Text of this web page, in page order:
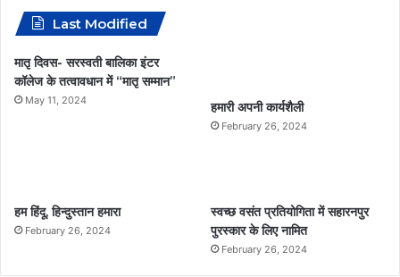
c
b
A
Last Modified
मातृ दिवस- सरस्वती बालिका इंटर
कॉलेज के तत्वावधान में “मातृ सम्मान”
May 11, 2024 हमारी अपनी कार्यशैली
February 26, 2024
हम हिंदू, हिन्दुस्तान हमारा
February 26, 2024
स्वच्छ वसंत प्रतियोगिता में सहारनपुर
पुरस्कार के लिए नामित
February 26, 2024